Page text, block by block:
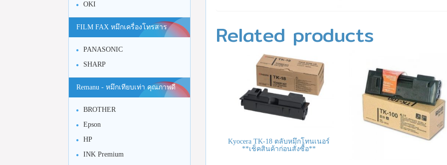
Related products
Kyocera TK-18 ตลับหมึกโทนเนอร์
**เช็คสินค้าก่อนสั่งซื้อ**
OKI
FILM FAX หมึกเครื่องโทรสาร
PANASONIC
SHARP
Remanu - หมึกเทียบเท่า คุณภาพดี
BROTHER
Epson
HP
INK Premium